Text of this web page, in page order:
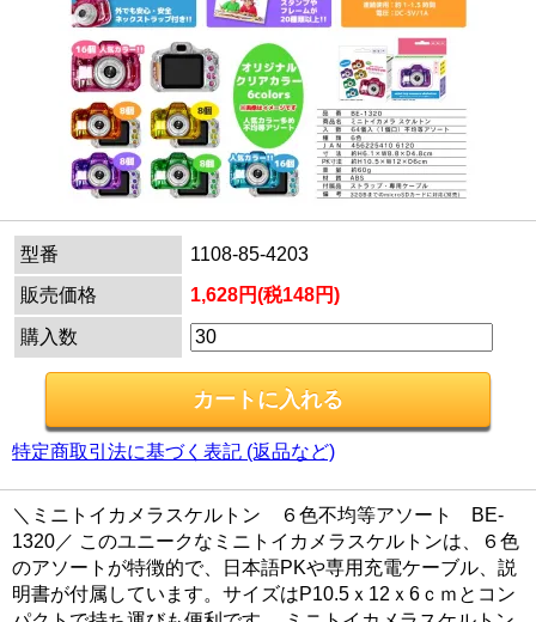
型番
1108-85-4203
販売価格
1,628円(税148円)
購入数
特定商取引法に基づく表記 (返品など)
＼ミニトイカメラスケルトン ６色不均等アソート BE-
1320／ このユニークなミニトイカメラスケルトンは、６色
のアソートが特徴的で、日本語PKや専用充電ケーブル、説
明書が付属しています。サイズはP10.5ｘ12ｘ6ｃｍとコン